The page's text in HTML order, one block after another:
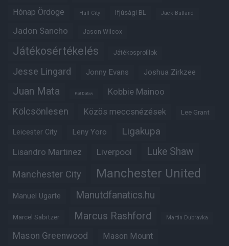
Hónap Ördöge Hull City Ifjúsági BL Jack Butland
Jadon Sancho Jason Wilcox
Játékosértékelés Játékosprofilok
Jesse Lingard Jonny Evans Joshua Zirkzee
Juan Mata Karl Darlow Kobbie Mainoo
Kölcsönlesen Közös meccsnézések Lee Grant
Leicester City Leny Yoro Ligakupa
Lisandro Martinez Liverpool Luke Shaw
Manchester City Manchester United
Manuel Ugarte Manutdfanatics.hu
Marcel Sabitzer Marcus Rashford Martin Dubravka
Mason Greenwood Mason Mount